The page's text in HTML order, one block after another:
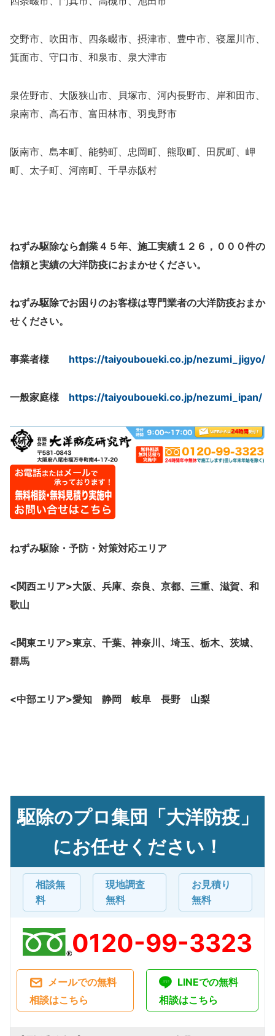
交野市、吹田市、四条畷市、摂津市、豊中市、寝屋川市、
箕面市、守口市、和泉市、泉大津市
泉佐野市、大阪狭山市、貝塚市、河内長野市、岸和田市、
泉南市、高石市、富田林市、羽曳野市
阪南市、島本町、能勢町、忠岡町、熊取町、田尻町、岬
町、太子町、河南町、千早赤阪村
ねずみ駆除なら創業４５年、施工実績１２６，０００件の
信頼と実績の大洋防疫におまかせください。
ねずみ駆除でお困りのお客様は専門業者の大洋防疫おまか
せください。
事業者様 https://taiyouboueki.co.jp/nezumi_jigyo/
一般家庭様 https://taiyouboueki.co.jp/nezumi_ipan/
ねずみ駆除・予防・対策対応エリア
<関西エリア>大阪、 兵庫、奈良、京都、三重、滋賀、和
歌山
<関東エリア>東京、千葉、神奈川、埼玉、栃木、茨城、
群馬
<中部エリア>愛知 静岡 岐阜 長野 山梨
駆除のプロ集団「大洋防疫」
にお任せください！
相談無
料
現地調査
無料
お見積り
無料
0120-99-3323
メールでの無料
相談はこちら
LINEでの無料
相談はこちら